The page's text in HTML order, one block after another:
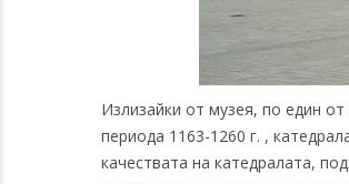
Излизайки от музея, по един
периода 1163-1260 г. ,
качествата на катедралата,